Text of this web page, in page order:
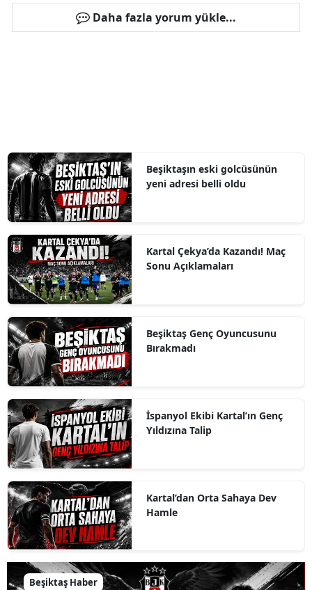
Daha fazla yorum yükle...
Beşiktaşın eski golcüsünün
yeni adresi belli oldu
Kartal Çekya’da Kazandı! Maç
Sonu Açıklamaları
Beşiktaş Genç Oyuncusunu
Bırakmadı
İspanyol Ekibi Kartal’ın Genç
Yıldızına Talip
Kartal’dan Orta Sahaya Dev
Hamle
Beşiktaş Haber